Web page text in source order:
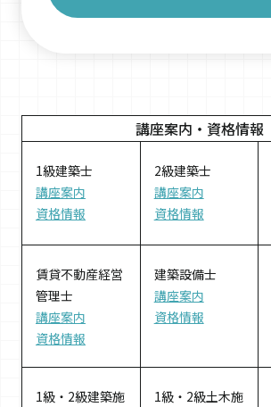
講座案内・ 資格情報
1級建築士
講座案内
資格情報
2級建築士
講座案内
資格情報
賃貸不動産経営
管理士
講座案内
資格情報
建築設備士
講座案内
資格情報
1級・2級建築施
1級・2級土木施